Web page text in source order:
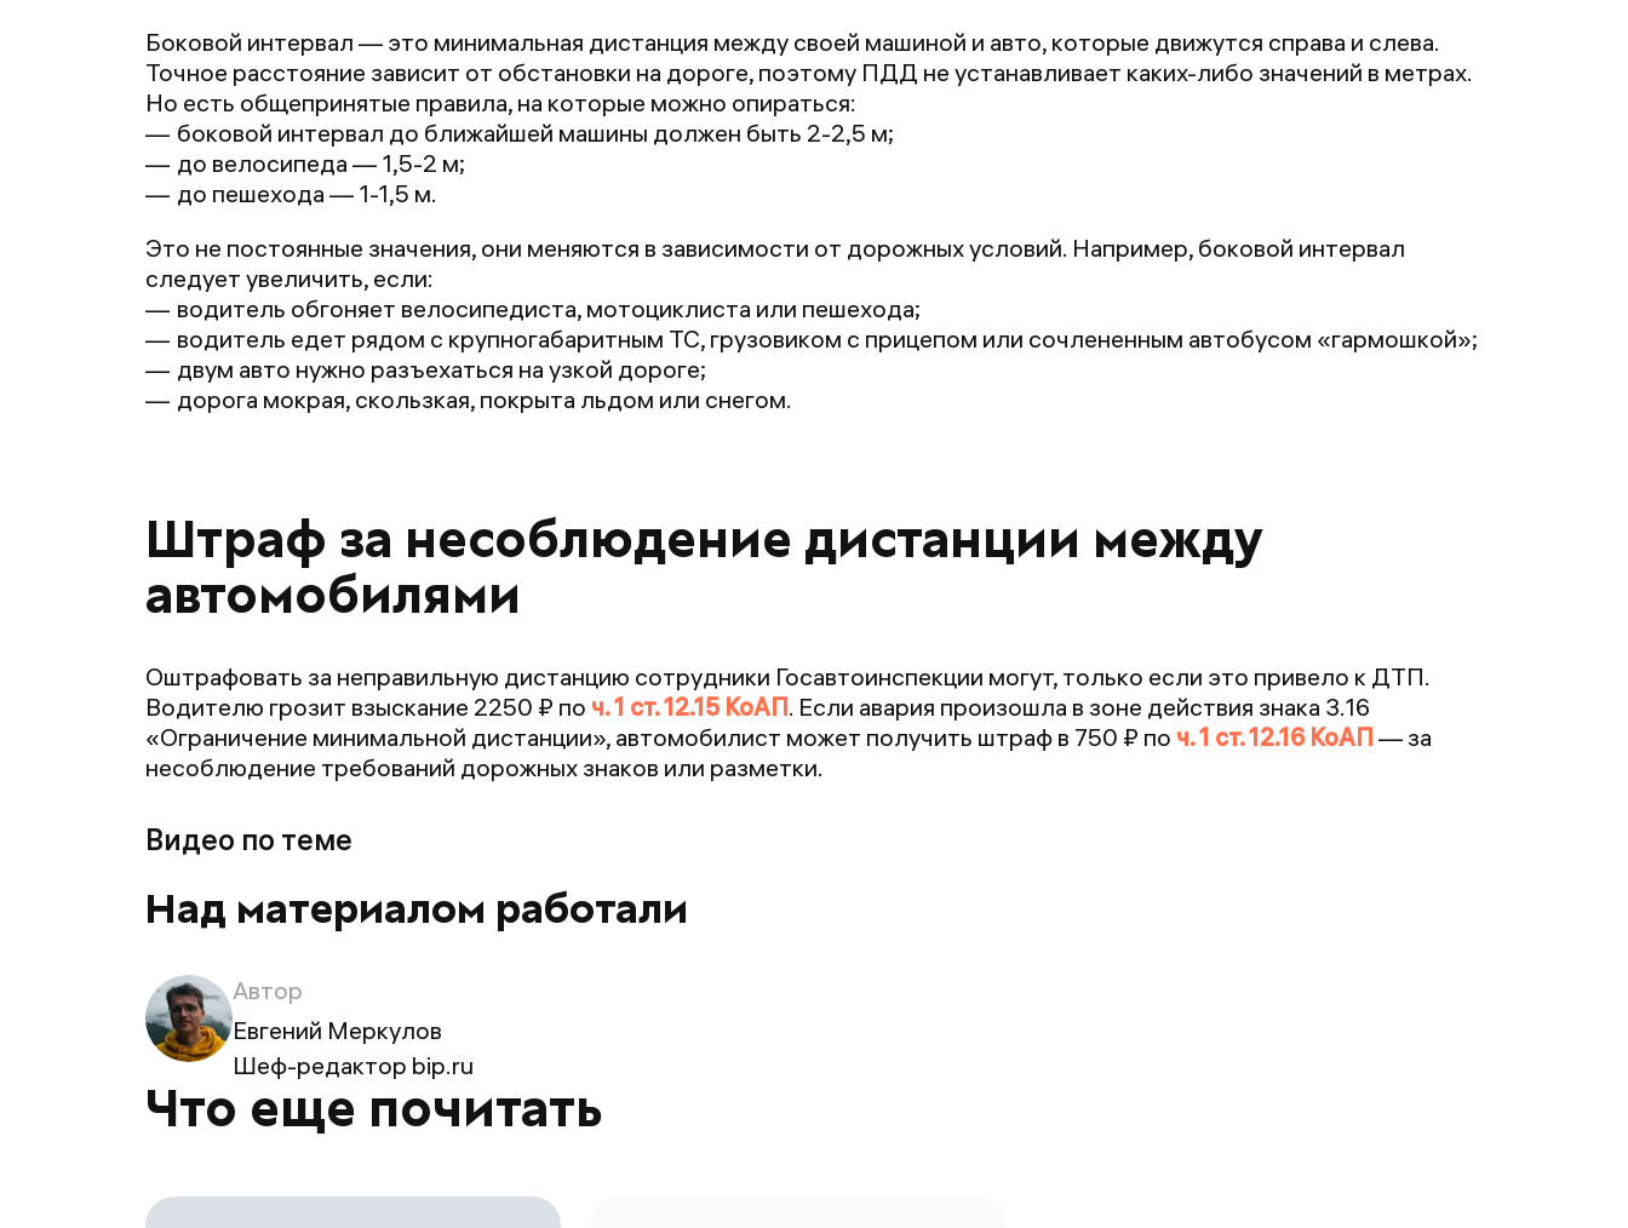
Боковой интервал — это минимальная дистанция между своей машиной и авто, которые движутся справа и слева.
Точное расстояние зависит от обстановки на дороге, поэтому ПДД не устанавливает каких-либо значений в метрах.
Но есть общепринятые правила, на которые можно опираться:
боковой интервал до ближайшей машины должен быть 2-2,5 м;
до велосипеда — 1,5-2 м;
до пешехода — 1-1,5 м.
Это не постоянные значения, они меняются в зависимости от дорожных условий. Например, боковой интервал
следует увеличить, если:
водитель обгоняет велосипедиста, мотоциклиста или пешехода;
водитель едет рядом с крупногабаритным ТС, грузовиком с прицепом или сочлененным автобусом «гармошкой»;
двум авто нужно разъехаться на узкой дороге;
дорога мокрая, скользкая, покрыта льдом или снегом.
Штраф за несоблюдение дистанции между
автомобилями
Оштрафовать за неправильную дистанцию сотрудники Госавтоинспекции могут, только если это привело к ДТП.
Водителю грозит взыскание 2250 ₽ по ч. 1 ст. 12.15 КоАП. Если авария произошла в зоне действия знака 3.16
«Ограничение минимальной дистанции», автомобилист может получить штраф в 750 ₽ по ч. 1 ст. 12.16 КоАП — за
несоблюдение требований дорожных знаков или разметки.
Видео по теме
Над материалом работали
Автор
Евгений Меркулов
Шеф-редактор bip.ru
Что еще почитать